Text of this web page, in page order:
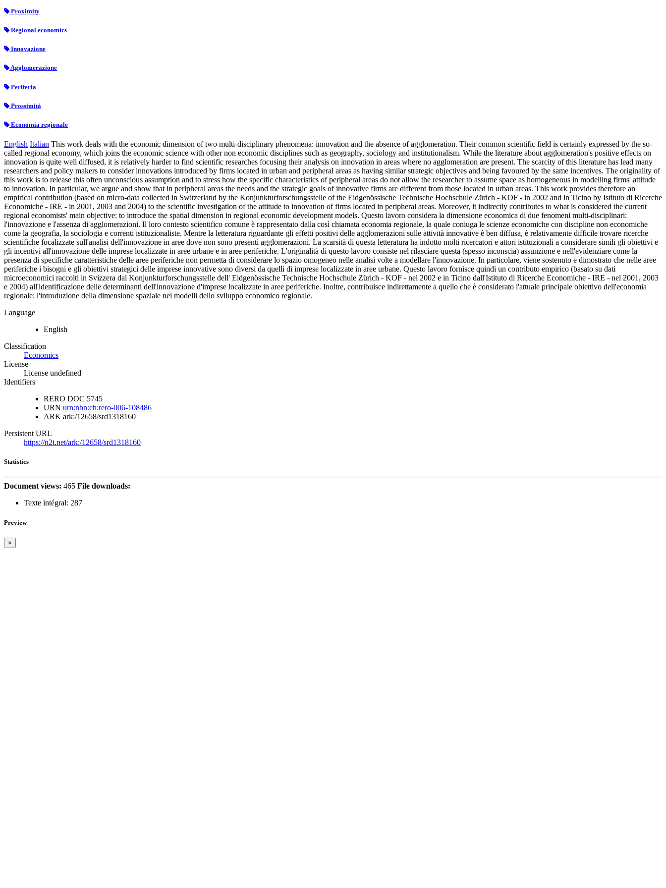
Proximity
Regional economics
Innovazione
Agglomerazione
Periferia
Prossimità
Economia regionale
English Italian This work deals with the economic dimension of two multi-disciplinary phenomena: innovation and the absence of agglomeration. Their common scientific field is certainly expressed by the so-
called regional economy, which joins the economic science with other non economic disciplines such as geography, sociology and institutionalism. While the literature about agglomeration's positive effects on
innovation is quite well diffused, it is relatively harder to find scientific researches focusing their analysis on innovation in areas where no agglomeration are present. The scarcity of this literature has lead many
researchers and policy makers to consider innovations introduced by firms located in urban and peripheral areas as having similar strategic objectives and being favoured by the same incentives. The originality of
this work is to release this often unconscious assumption and to stress how the specific characteristics of peripheral areas do not allow the researcher to assume space as homogeneous in modelling firms' attitude
to innovation. In particular, we argue and show that in peripheral areas the needs and the strategic goals of innovative firms are different from those located in urban areas. This work provides therefore an
empirical contribution (based on micro-data collected in Switzerland by the Konjunkturforschungsstelle of the Eidgenössische Technische Hochschule Zürich - KOF - in 2002 and in Ticino by Istituto di Ricerche
Economiche - IRE - in 2001, 2003 and 2004) to the scientific investigation of the attitude to innovation of firms located in peripheral areas. Moreover, it indirectly contributes to what is considered the current
regional economists' main objective: to introduce the spatial dimension in regional economic development models. Questo lavoro considera la dimensione economica di due fenomeni multi-disciplinari:
l'innovazione e l'assenza di agglomerazioni. Il loro contesto scientifico comune è rappresentato dalla così chiamata economia regionale, la quale coniuga le scienze economiche con discipline non economiche
come la geografia, la sociologia e correnti istituzionaliste. Mentre la letteratura riguardante gli effetti positivi delle agglomerazioni sulle attività innovative è ben diffusa, è relativamente difficile trovare ricerche
scientifiche focalizzate sull'analisi dell'innovazione in aree dove non sono presenti agglomerazioni. La scarsità di questa letteratura ha indotto molti ricercatori e attori istituzionali a considerare simili gli obiettivi e
gli incentivi all'innovazione delle imprese localizzate in aree urbane e in aree periferiche. L'originalità di questo lavoro consiste nel rilasciare questa (spesso inconscia) assunzione e nell'evidenziare come la
presenza di specifiche caratteristiche delle aree periferiche non permetta di considerare lo spazio omogeneo nelle analisi volte a modellare l'innovazione. In particolare, viene sostenuto e dimostrato che nelle aree
periferiche i bisogni e gli obiettivi strategici delle imprese innovative sono diversi da quelli di imprese localizzate in aree urbane. Questo lavoro fornisce quindi un contributo empirico (basato su dati
microeconomici raccolti in Svizzera dal Konjunkturforschungsstelle dell' Eidgenössische Technische Hochschule Zürich - KOF - nel 2002 e in Ticino dall'Istituto di Ricerche Economiche - IRE - nel 2001, 2003
e 2004) all'identificazione delle determinanti dell'innovazione d'imprese localizzate in aree periferiche. Inoltre, contribuisce indirettamente a quello che è considerato l'attuale principale obiettivo dell'economia
regionale: l'introduzione della dimensione spaziale nei modelli dello sviluppo economico regionale.
Language
English
Classification
Economics
License
License undefined
Identifiers
RERO DOC 5745
URN urn:nbn:ch:rero-006-108486
ARK ark:/12658/srd1318160
Persistent URL
https://n2t.net/ark:/12658/srd1318160
Statistics
Document views: 465 File downloads:
Texte intégral: 287
Preview
×